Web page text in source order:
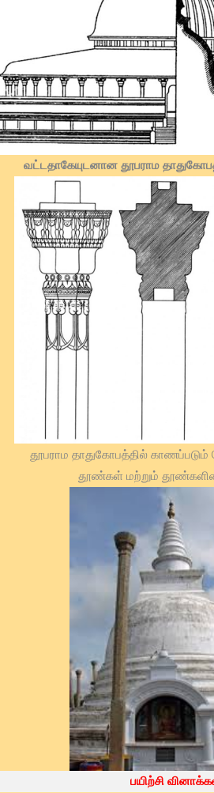
வட்டதாகேயுடனான தூபராம
தூபராம தாதுகோபத்தில்
தூண்கள் மற்றும் தூண்களின்
பயிற்சி